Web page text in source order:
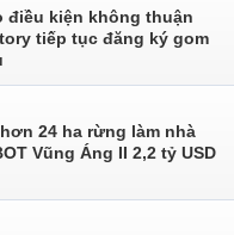
điều kiện không thuận
tiếp tục đăng ký gom
24 ha rừng làm nhà
Vũng Áng II 2,2 tỷ USD